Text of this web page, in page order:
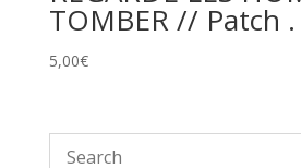
TOMBER // Patch .
5,00€